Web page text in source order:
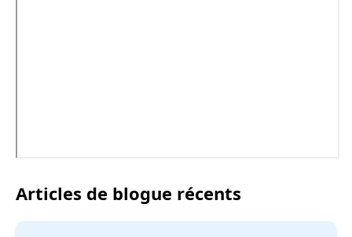
Articles de blogue récents